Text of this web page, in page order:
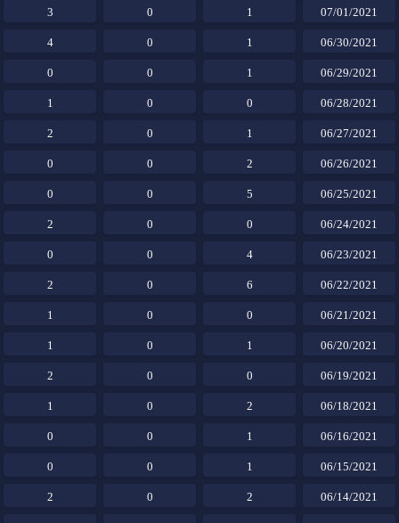
07/01/2021
1
0
3
06/30/2021
1
0
4
06/29/2021
1
0
0
06/28/2021
0
0
1
06/27/2021
1
0
2
06/26/2021
2
0
0
06/25/2021
5
0
0
06/24/2021
0
0
2
06/23/2021
4
0
0
06/22/2021
6
0
2
06/21/2021
0
0
1
06/20/2021
1
0
1
06/19/2021
0
0
2
06/18/2021
2
0
1
06/16/2021
1
0
0
06/15/2021
1
0
0
06/14/2021
2
0
2